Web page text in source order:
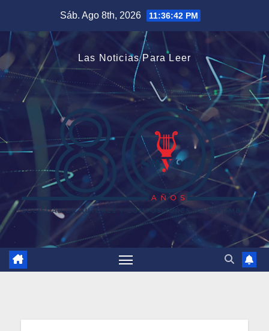
contenido
Sáb. Ago 8th, 2026 11:36:43 PM
Las Noticias Para Leer